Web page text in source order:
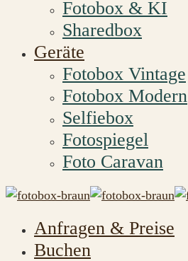
Fotobox & KI
Sharedbox
Geräte
Fotobox Vintage
Fotobox Modern
Selfiebox
Fotospiegel
Foto Caravan
Anfragen & Preise
Buchen